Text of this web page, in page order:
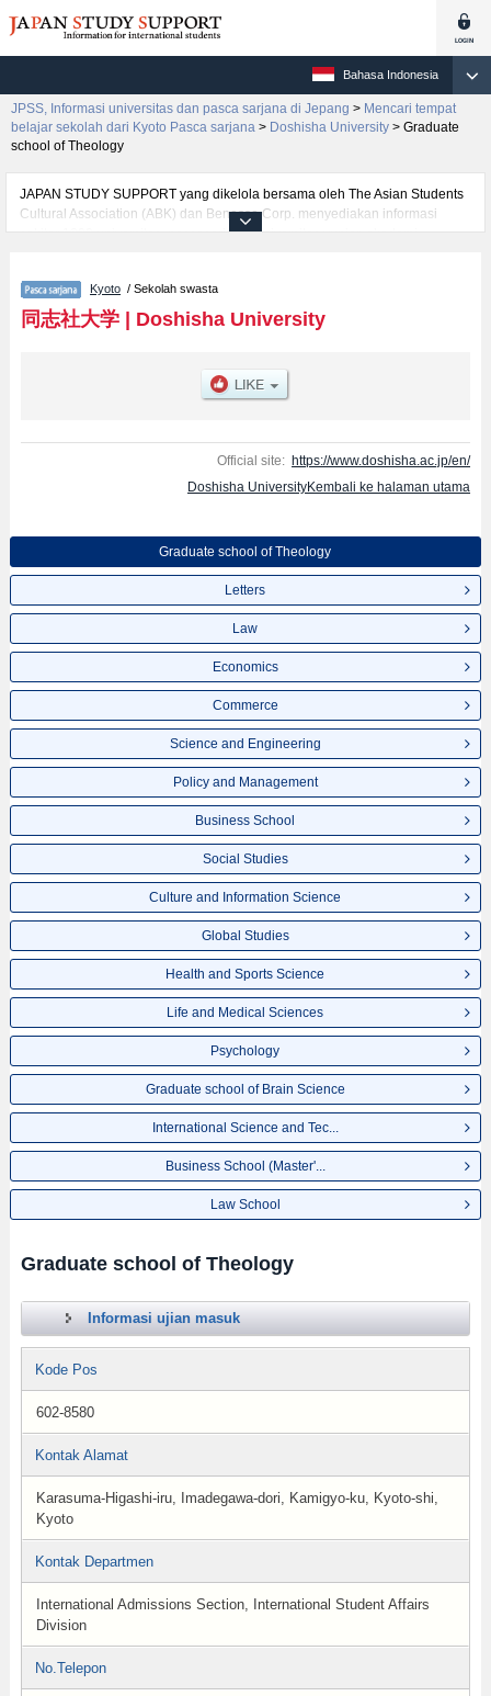
Bahasa Indonesia
JPSS, Informasi universitas dan pasca sarjana di Jepang > Mencari tempat
belajar sekolah dari Kyoto Pasca sarjana > Doshisha University > Graduate
school of Theology
JAPAN STUDY SUPPORT yang dikelola bersama oleh The Asian Students
Cultural Association (ABK) dan Benesse Corp. menyediakan informasi
sekitar 1300 universitas, pascasarjana, universitas yunior, akademi
per jurusan riset seperti %% research %%, serta berbagai informasi yang
berguna bagi mahasiswa(i) mancanegara seperti kuota untuk jumlah
pendaftar dan jumlah kelulusan ujian masuk mahasiswa(i) mancanegara,
lainnya. Silakan memanfaatkannya.
Kyoto / Sekolah swasta
同志社大学| Doshisha University
Official site: https://www.doshisha.ac.jp/en/
Doshisha UniversityKembali ke halaman utama
Graduate school of Theology
Letters
Law
Economics
Commerce
Science and Engineering
Policy and Management
Business School
Social Studies
Culture and Information Science
Global Studies
Health and Sports Science
Life and Medical Sciences
Psychology
Graduate school of Brain Science
International Science and Tec...
Business School (Master'...
Law School
Graduate school of Theology
Informasi ujian masuk
Kode Pos
602-8580
Kontak Alamat
Karasuma-Higashi-iru, Imadegawa-dori, Kamigyo-ku, Kyoto-shi,
Kyoto
Kontak Departmen
International Admissions Section, International Student Affairs
Division
No.Telepon